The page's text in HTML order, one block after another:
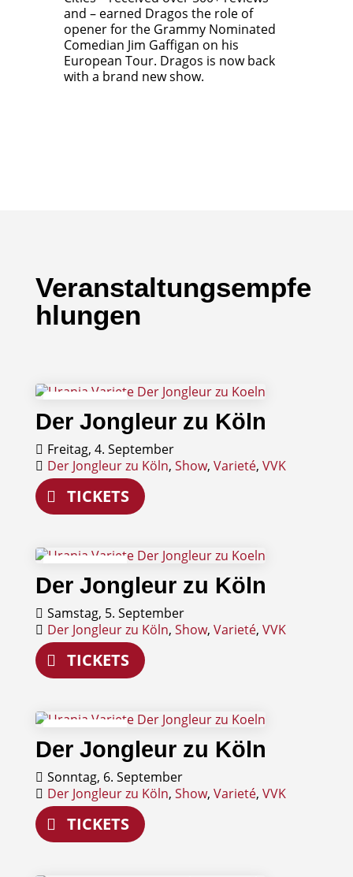
and – earned Dragos the role of
opener for the Grammy Nominated
Comedian Jim Gaffigan on his
European Tour. Dragos is now back
with a brand new show.
Veranstaltungsempfe
hlungen
04
September
Der Jongleur zu Köln
Freitag, 4. September
Der Jongleur zu Köln, Show, Varieté, VVK
TICKETS
05
September
Der Jongleur zu Köln
Samstag, 5. September
Der Jongleur zu Köln, Show, Varieté, VVK
TICKETS
06
September
Der Jongleur zu Köln
Sonntag, 6. September
Der Jongleur zu Köln, Show, Varieté, VVK
TICKETS